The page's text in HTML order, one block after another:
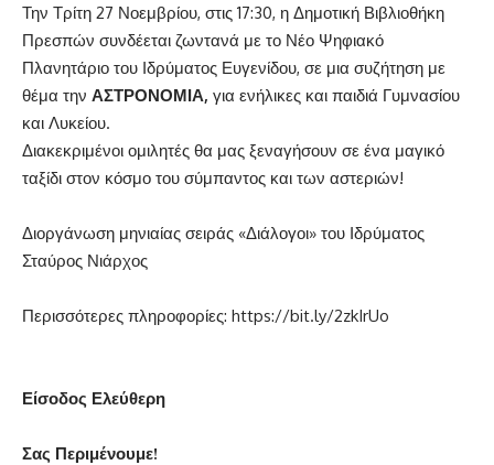
Την Τρίτη 27 Νοεμβρίου, στις 17:30, η Δημοτική Βιβλιοθήκη
Πρεσπών συνδέεται ζωντανά με το Νέο Ψηφιακό
Πλανητάριο του Ιδρύματος Ευγενίδου, σε μια συζήτηση με
θέμα την ΑΣΤΡΟΝΟΜΙΑ, για ενήλικες και παιδιά Γυμνασίου
και Λυκείου.
Διακεκριμένοι ομιλητές θα μας ξεναγήσουν σε ένα μαγικό
ταξίδι στον κόσμο του σύμπαντος και των αστεριών!
Διοργάνωση μηνιαίας σειράς «Διάλογοι» του Ιδρύματος
Σταύρος Νιάρχος
Περισσότερες πληροφορίες: https://bit.ly/2zkIrUo
Είσοδος Ελεύθερη
Σας Περιμένουμε!